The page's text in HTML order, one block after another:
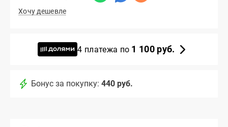
Хочу дешевле
4 платежа по 1 100 руб.
Бонус за покупку: 440 руб.